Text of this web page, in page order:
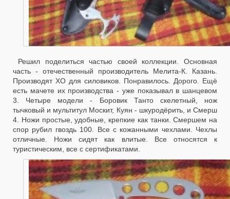
Решил поделиться частью своей коллекции. Основная
часть - отечественный производитель Мелита-К. Казань.
Производят ХО для силовиков. Понравилось. Дорого. Ещё
есть мачете их производства - уже показывал в шанцевом
3. Четыре модели - Боровик Танто скелетный, нож
тычковый и мультитул Москит, Куян - шкуродёрить, и Смерш
4. Ножи простые, удобные, крепкие как танки. Смершем на
спор рубил гвоздь 100. Все с кожанными чехлами. Чехлы
отличные. Ножи сидят как влитые. Все относятся к
туристическим, все с сертификатами.